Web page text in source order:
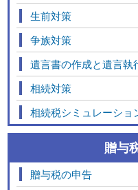
生前対策
争族対策
遺言書の作成と遺言執
相続対策
相続税シミュレーショ
贈与
贈与税の申告